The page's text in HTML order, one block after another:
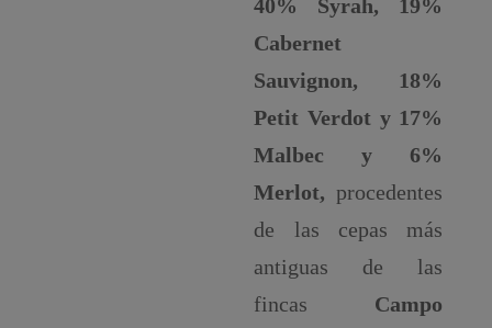
40% Syrah, 19%
Cabernet
Sauvignon, 18%
Petit Verdot y 17%
Malbec y 6%
Merlot, procedentes
de las cepas más
antiguas de las
fincas Campo